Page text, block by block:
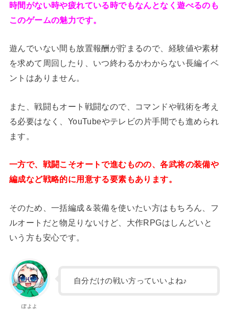
時間がない時や疲れている時でもなんとなく遊べるのも
このゲームの魅力です。
遊んでいない間も放置報酬が貯まるので、経験値や素材
を求めて周回したり、いつ終わるかわからない長編イベ
ントはありません。
また、戦闘もオート戦闘なので、コマンドや戦術を考え
る必要はなく、YouTubeやテレビの片手間でも進められ
ます。
一方で、戦闘こそオートで進むものの、各武将の装備や
編成など戦略的に用意する要素もあります。
そのため、一括編成＆装備を使いたい方はもちろん、フ
ルオートだと物足りないけど、大作RPGはしんどいと
いう方も安心です。
ぽよよ
自分だけの戦い方っていいよね♪